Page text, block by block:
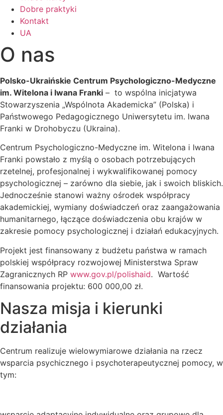
Dobre praktyki
Kontakt
UA
O nas
Polsko-Ukraińskie Centrum Psychologiczno-Medyczne
im. Witelona i Iwana Franki – to wspólna inicjatywa
Stowarzyszenia „Wspólnota Akademicka” (Polska) i
Państwowego Pedagogicznego Uniwersytetu im. Iwana
Franki w Drohobyczu (Ukraina).
Centrum Psychologiczno-Medyczne im. Witelona i Iwana
Franki powstało z myślą o osobach potrzebujących
rzetelnej, profesjonalnej i wykwalifikowanej pomocy
psychologicznej – zarówno dla siebie, jak i swoich bliskich.
Jednocześnie stanowi ważny ośrodek współpracy
akademickiej, wymiany doświadczeń oraz zaangażowania
humanitarnego, łączące doświadczenia obu krajów w
zakresie pomocy psychologicznej i działań edukacyjnych.
Projekt jest finansowany z budżetu państwa w ramach
polskiej współpracy rozwojowej Ministerstwa Spraw
Zagranicznych RP www.gov.pl/polishaid. Wartość
finansowania projektu: 600 000,00 zł.
Nasza misja i kierunki
działania
Centrum realizuje wielowymiarowe działania na rzecz
wsparcia psychicznego i psychoterapeutycznej pomocy, w
tym: